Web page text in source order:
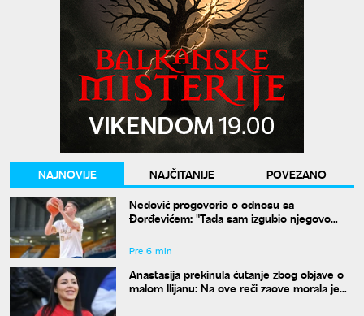
NAJNOVIJE NAJČITANIJE
POVEZANO
Nedović progovorio o odnosu sa
Đorđevićem: "Tada sam izgubio njegovo
Pre 6 min
Anastasija prekinula ćutanje zbog objave o
malom Ilijanu: Na ove reči zaove morala je